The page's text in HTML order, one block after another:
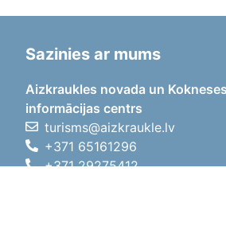
Sazinies ar mums
Aizkraukles novada un
informācijas centrs
turisms@aizkraukle.lv
+371 65161296
+371 29275412